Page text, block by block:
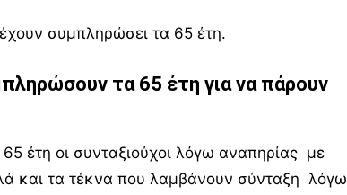
συμπληρώσει τα 65 έτη.
τα 65 έτη για να πάρουν
έτη οι συνταξιούχοι λόγω αναπηρίας με
και τα τέκνα που λαμβάνουν σύνταξη λόγω